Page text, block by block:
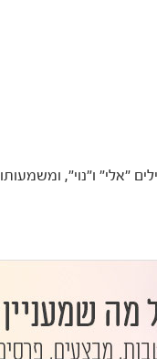
"אלי" ו"נוי", ומשמעותו